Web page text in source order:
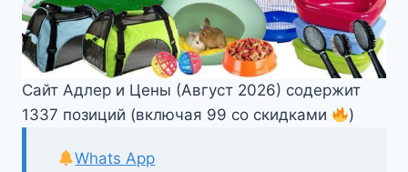
Сайт Адлер и Цены (Август 2026) содержит
1337 позиций (включая 99 со скидками
)
Whats App